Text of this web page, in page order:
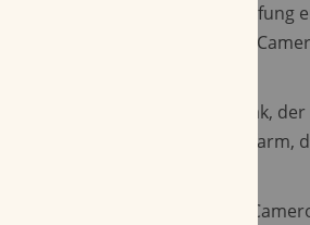
als die optimale Ernte und Reifung
im Jahr 2021 die Aladino
und Einlage dient Corojo-Tabak,
von der eigenen Tabakfarm,
Smoke entfaltet die Aladino